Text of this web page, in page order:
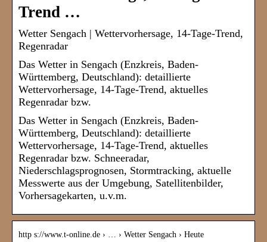
Trend …
Wetter Sengach | Wettervorhersage, 14-Tage-Trend,
Regenradar
Das Wetter in Sengach (Enzkreis, Baden-
Württemberg, Deutschland): detaillierte
Wettervorhersage, 14-Tage-Trend, aktuelles
Regenradar bzw.
Das Wetter in Sengach (Enzkreis, Baden-
Württemberg, Deutschland): detaillierte
Wettervorhersage, 14-Tage-Trend, aktuelles
Regenradar bzw. Schneeradar,
Niederschlagsprognosen, Stormtracking, aktuelle
Messwerte aus der Umgebung, Satellitenbilder,
Vorhersagekarten, u.v.m.
http s://www.t-online.de › … › Wetter Sengach › Heute